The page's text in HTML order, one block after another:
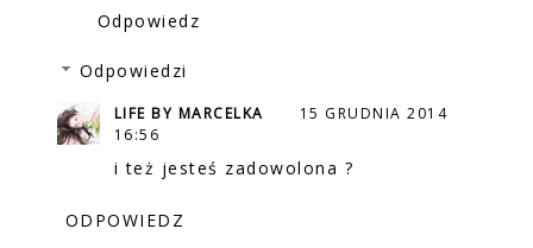
Odpowiedz
Odpowiedzi
LIFE BY MARCELKA
15 GRUDNIA 2014
16:56
i też jesteś zadowolona ?
ODPOWIEDZ